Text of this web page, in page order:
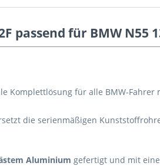
passend für BMW N55
Komplettlösung für alle BMW-Fahrer
die serienmäßigen
Aluminium gefertigt und mit